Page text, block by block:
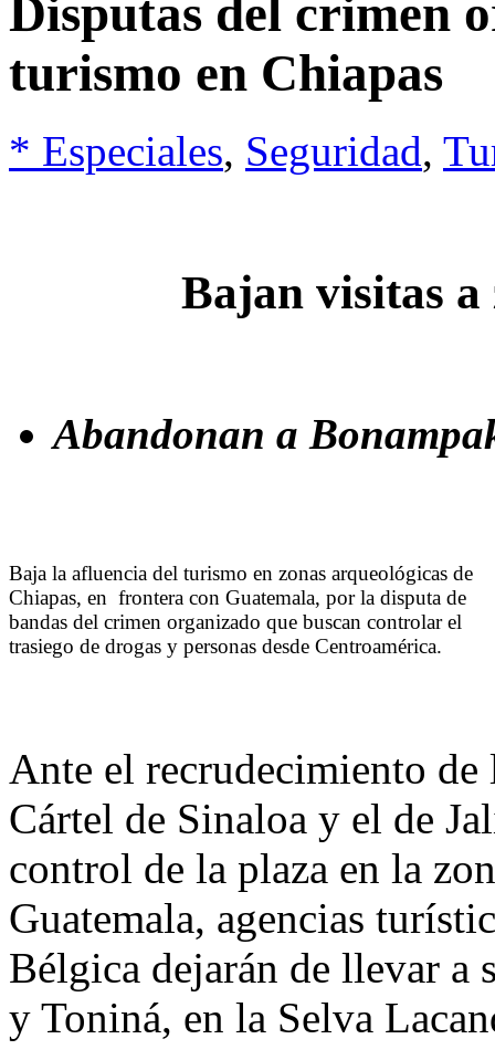
Disputas del crimen
turismo en Chiapas
* Especiales, Seguridad,
Bajan visitas a
Abandonan a
Baja la afluencia del turismo en zonas arqueológicas de
Chiapas, en frontera con Guatemala, por la disputa de
bandas del crimen organizado que buscan controlar el
trasiego de drogas y personas desde Centroamérica.
Ante el recrudecimiento
Cártel de Sinaloa y el de
control de la plaza en la
Guatemala, agencias
Bélgica dejarán de llevar a
y Toniná, en la Selva